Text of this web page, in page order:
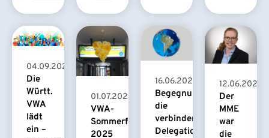
04.09.2025
Die
Württ.
VWA
lädt
ein –
01.07.2025
VWA-
Sommerfest
2025
16.06.2025
Begegnungen,
die
verbinden:
Delegation
12.06.2025
Der
MME
war
die